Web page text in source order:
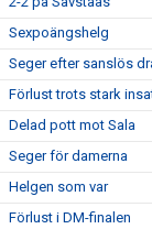
Sexpoängshelg
Seger efter sanslös
Förlust trots stark
Delad pott mot Sala
Seger för damerna
Helgen som var
Förlust i DM-finalen